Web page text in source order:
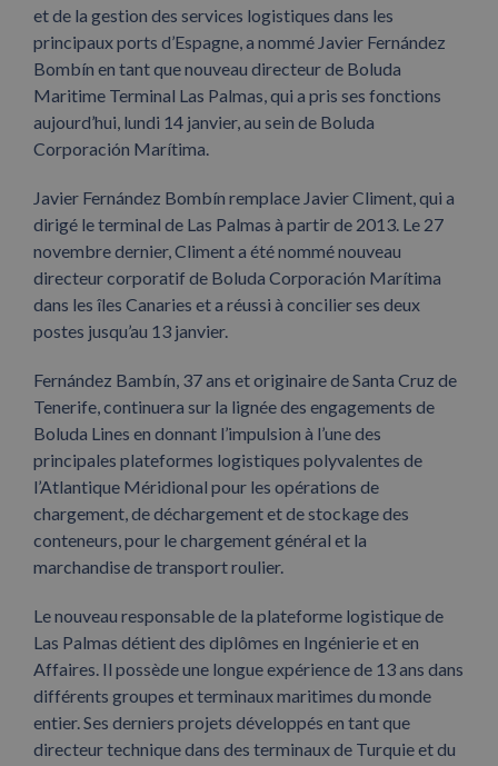
et de la gestion des services logistiques dans les
principaux ports d’Espagne, a nommé Javier Fernández
Bombín en tant que nouveau directeur de Boluda
Maritime Terminal Las Palmas, qui a pris ses fonctions
aujourd’hui, lundi 14 janvier, au sein de Boluda
Corporación Marítima.
Javier Fernández Bombín remplace Javier Climent, qui a
dirigé le terminal de Las Palmas à partir de 2013. Le 27
novembre dernier, Climent a été nommé nouveau
directeur corporatif de Boluda Corporación Marítima
dans les îles Canaries et a réussi à concilier ses deux
postes jusqu’au 13 janvier.
Fernández Bambín, 37 ans et originaire de Santa Cruz de
Tenerife, continuera sur la lignée des engagements de
Boluda Lines en donnant l’impulsion à l’une des
principales plateformes logistiques polyvalentes de
l’Atlantique Méridional pour les opérations de
chargement, de déchargement et de stockage des
conteneurs, pour le chargement général et la
marchandise de transport roulier.
Le nouveau responsable de la plateforme logistique de
Las Palmas détient des diplômes en Ingénierie et en
Affaires. Il possède une longue expérience de 13 ans dans
différents groupes et terminaux maritimes du monde
entier. Ses derniers projets développés en tant que
directeur technique dans des terminaux de Turquie et du